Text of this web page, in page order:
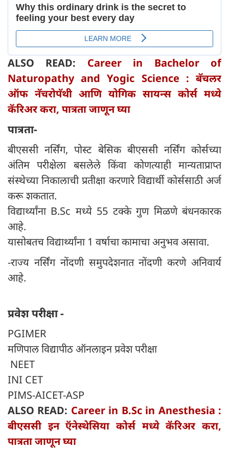
ALSO READ: Career in Bachelor of
Naturopathy and Yogic Science : बॅचलर
ऑफ नॅचरोपॅथी आणि योगिक सायन्स कोर्स मध्ये
कॅरिअर करा, पात्रता जाणून घ्या
पात्रता-
बीएससी नर्सिंग, पोस्ट बेसिक बीएससी नर्सिंग कोर्सच्या
अंतिम परीक्षेला बसलेले किंवा कोणत्याही मान्यताप्राप्त
संस्थेच्या निकालाची प्रतीक्षा करणारे विद्यार्थी कोर्ससाठी अर्ज
करू शकतात.
विद्यार्थ्यांना B.Sc मध्ये 55 टक्के गुण मिळणे बंधनकारक
आहे.
यासोबतच विद्यार्थ्यांना 1 वर्षाचा कामाचा अनुभव असावा.
-राज्य नर्सिंग नोंदणी समुपदेशनात नोंदणी करणे अनिवार्य
आहे.
प्रवेश परीक्षा -
PGIMER
मणिपाल विद्यापीठ ऑनलाइन प्रवेश परीक्षा
NEET
INI CET
PIMS-AICET-ASP
ALSO READ: Career in B.Sc in Anesthesia :
बीएससी इन ऍनेस्थेसिया कोर्स मध्ये कॅरिअर करा,
पात्रता जाणून घ्या